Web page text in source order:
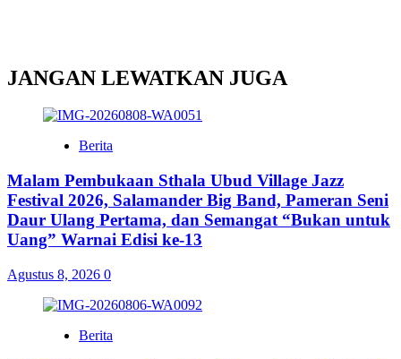
JANGAN LEWATKAN JUGA
Berita
Malam Pembukaan Sthala Ubud Village Jazz
Festival 2026, Salamander Big Band, Pameran Seni
Daur Ulang Pertama, dan Semangat “Bukan untuk
Uang” Warnai Edisi ke-13
Agustus 8, 2026 0
Berita